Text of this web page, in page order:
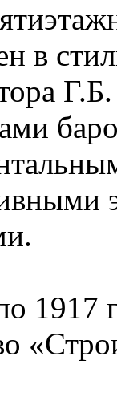
в
1917